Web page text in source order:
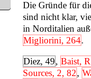
Die Gründe für
sind nicht klar,
in Norditalien
Migliorini, 264.
Diez, 49, Baist,
Sources, 2, 82,